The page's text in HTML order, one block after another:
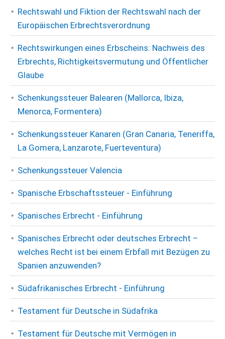
Rechtswahl und Fiktion der Rechtswahl nach der
Europäischen Erbrechtsverordnung
Rechtswirkungen eines Erbscheins: Nachweis des
Erbrechts, Richtigkeitsvermutung und Öffentlicher
Glaube
Schenkungssteuer Balearen (Mallorca, Ibiza,
Menorca, Formentera)
Schenkungssteuer Kanaren (Gran Canaria, Teneriffa,
La Gomera, Lanzarote, Fuerteventura)
Schenkungssteuer Valencia
Spanische Erbschaftssteuer - Einführung
Spanisches Erbrecht - Einführung
Spanisches Erbrecht oder deutsches Erbrecht –
welches Recht ist bei einem Erbfall mit Bezügen zu
Spanien anzuwenden?
Südafrikanisches Erbrecht - Einführung
Testament für Deutsche in Südafrika
Testament für Deutsche mit Vermögen in